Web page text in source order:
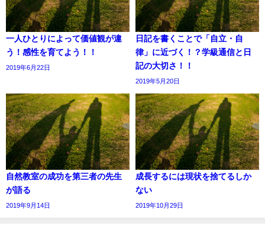
一人ひとりによって価値観が違
う！感性を育てよう！！
2019年6月22日
日記を書くことで「自立・自
律」に近づく！？学級通信と日
記の大切さ！！
2019年5月20日
自然教室の成功を第三者の先生
が語る
2019年9月14日
成長するには現状を捨てるしか
ない
2019年10月29日